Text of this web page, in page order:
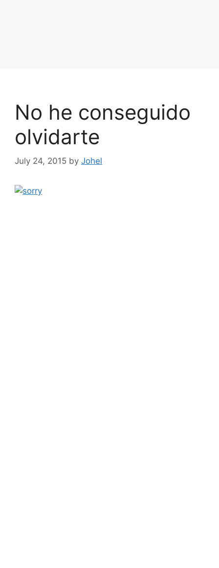
No he conseguido
olvidarte
July 24, 2015 by Johel